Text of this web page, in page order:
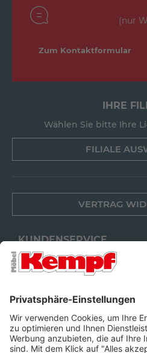
(nur
Zum Kontaktformular
IHRE
Wählen Sie bitte Ihre
FILIALE
VERTRAG
KUNDENSERVICE
FILIALEN
FOLGEN